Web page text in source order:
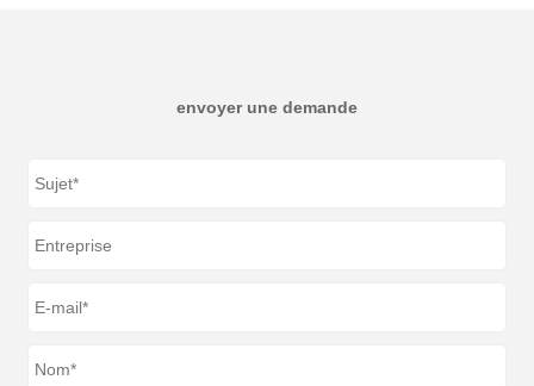
envoyer une demande